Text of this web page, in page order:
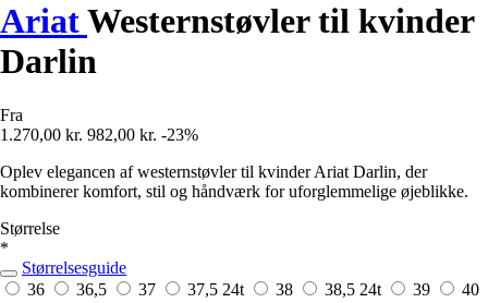
AriatWesternstøvler til kvinder
Darlin
Fra
1.270,00 kr. 982,00 kr. -23%
Oplev elegancen af westernstøvler til kvinder Ariat Darlin, der
kombinerer komfort, stil og håndværk for uforglemmelige øjeblikke.
Størrelse
*
Størrelsesguide
36
36,5 37 37,5 24t 38 38,5 24t 39
40